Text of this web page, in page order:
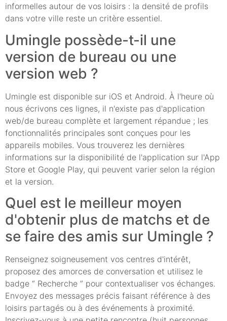
informelles autour de vos loisirs : la densité de profils
dans votre ville reste un critère essentiel.
Umingle possède-t-il une
version de bureau ou une
version web ?
Umingle est disponible sur iOS et Android. À l'heure où
nous écrivons ces lignes, il n'existe pas d'application
web/de bureau complète et largement répandue ; les
fonctionnalités principales sont conçues pour les
appareils mobiles. Vous trouverez les dernières
informations sur la disponibilité de l'application sur l'App
Store et Google Play, qui peuvent varier selon la région
et la version.
Quel est le meilleur moyen
d'obtenir plus de matchs et de
se faire des amis sur Umingle ?
Renseignez soigneusement vos centres d'intérêt,
proposez des amorces de conversation et utilisez le
badge “ Recherche ” pour contextualiser vos échanges.
Envoyez des messages précis faisant référence à des
loisirs partagés ou à des événements à proximité.